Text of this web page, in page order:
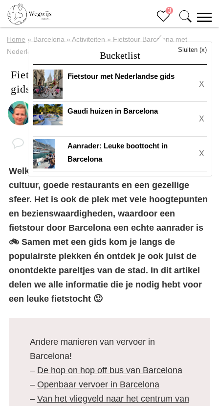
3
Bucketlist
Sluiten (x)
Fietstour met Nederlandse gids
X
Gaudi huizen in Barcelona
X
Aanrader: Leuke boottocht in
Barcelona
X
Home » Barcelona » Activiteiten » Fietstour Barcelona met
Nederlandse gids
Fietstour Barcelona met Nederlandse
gids
DoorMargreth
Welkom inBarcelona! 😍 De stad vol van
cultuur, goede restaurants en een gezellige
sfeer. Het is ook de plek met vele hoogtepunten
en bezienswaardigheden, waardoor een
fietstour door Barcelona een echte aanrader is
🚲 Samen met een gids kom je langs de
populairste plekken én ontdek je ook juist de
onontdekte pareltjes van de stad. In dit artikel
delen we alle informatie die je nodig hebt voor
een leuke fietstocht 🙂
Andere manieren van vervoer in
Barcelona!
– De hop on hop off bus van Barcelona
– Openbaar vervoer in Barcelona
– Van het vliegveld naar het centrum van